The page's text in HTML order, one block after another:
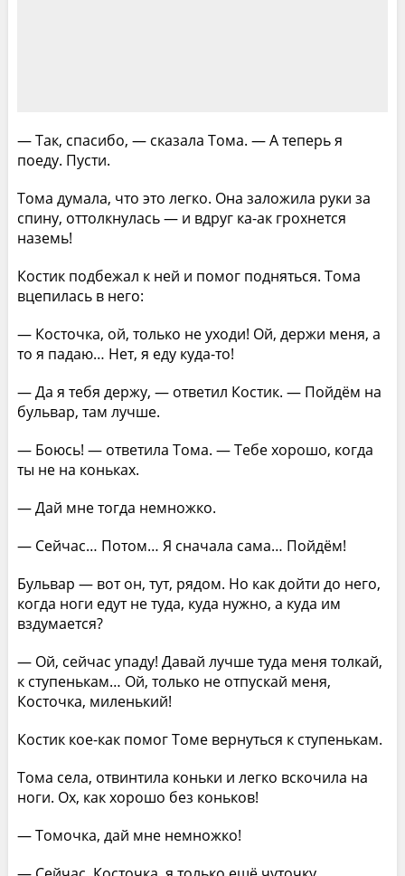
— Так, спасибо, — сказала Тома. — А теперь я
поеду. Пусти.
Тома думала, что это легко. Она заложила руки за
спину, оттолкнулась — и вдруг ка-ак грохнется
наземь!
Костик подбежал к ней и помог подняться. Тома
вцепилась в него:
— Косточка, ой, только не уходи! Ой, держи меня, а
то я падаю… Нет, я еду куда-то!
— Да я тебя держу, — ответил Костик. — Пойдём на
бульвар, там лучше.
— Боюсь! — ответила Тома. — Тебе хорошо, когда
ты не на коньках.
— Дай мне тогда немножко.
— Сейчас… Потом… Я сначала сама… Пойдём!
Бульвар — вот он, тут, рядом. Но как дойти до него,
когда ноги едут не туда, куда нужно, а куда им
вздумается?
— Ой, сейчас упаду! Давай лучше туда меня толкай,
к ступенькам… Ой, только не отпускай меня,
Косточка, миленький!
Костик кое-как помог Томе вернуться к ступенькам.
Тома села, отвинтила коньки и легко вскочила на
ноги. Ох, как хорошо без коньков!
— Томочка, дай мне немножко!